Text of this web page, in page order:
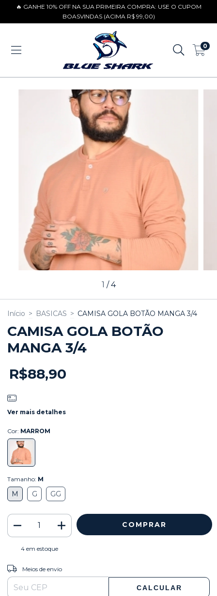
🔥 GANHE 10% OFF NA SUA PRIMEIRA COMPRA: USE O CUPOM
BOASVINDAS (ACIMA R$ 99,00)
0
1 /4
Início > BASICAS > CAMISA GOLA BOTÃO MANGA 3/4
CAMISA GOLA BOTÃO
MANGA 3/4
R$88,90
Ver mais detalhes
Cor: MARROM
Tamanho: M
M G GG
4em estoque
Entregas para o CEP:
Meios de envio
CALCULAR